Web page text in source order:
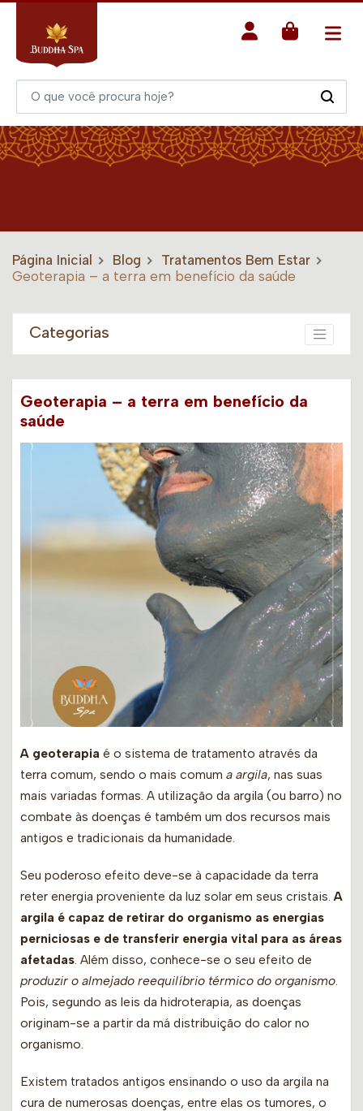
Página Inicial Blog
Tratamentos Bem Estar
Geoterapia – a terra em benefício da saúde
Categorias
Geoterapia – a terra em benefício da
saúde
A geoterapia é o sistema de tratamento através da
terra comum, sendo o mais comum a argila, nas suas
mais variadas formas. A utilização da argila (ou barro) no
combate às doenças é também um dos recursos mais
antigos e tradicionais da humanidade.
Seu poderoso efeito deve-se à capacidade da terra
reter energia proveniente da luz solar em seus cristais.A
argila é capaz de retirar do organismo as energias
perniciosas e de transferir energia vital para as áreas
afetadas. Além disso, conhece-se o seu efeito de
produzir o almejado reequilíbrio térmico do organismo.
Pois, segundo as leis da hidroterapia, as doenças
originam-se a partir da má distribuição do calor no
organismo.
Existem tratados antigos ensinando o uso da argila na
cura de numerosas doenças, entre elas os tumores, o